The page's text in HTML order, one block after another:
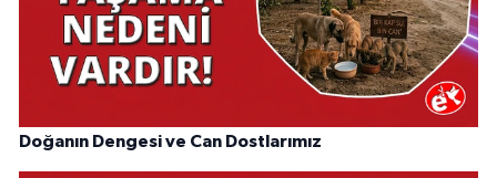
Doğanın Dengesi ve Can Dostlarımız